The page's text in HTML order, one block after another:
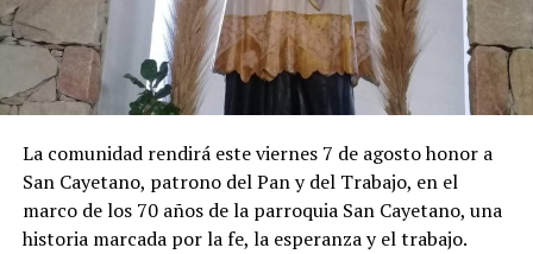
La comunidad rendirá este viernes 7 de agosto honor a
San Cayetano, patrono del Pan y del Trabajo, en el
marco de los 70 años de la parroquia San Cayetano, una
historia marcada por la fe, la esperanza y el trabajo.